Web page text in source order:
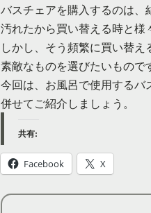
バスチェアを購入するのは
汚れたから買い替える時と様
しかし、そう頻繁に買い替
素敵なものを選びたいもので
今回は、お風呂で使用するバ
併せてご紹介しましょう。
共有:
Facebook X